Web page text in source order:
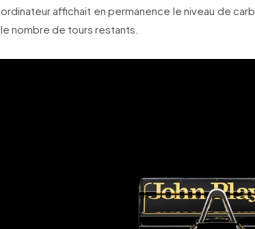
ordinateur affichait en permanence le niveau de
le nombre de tours restants.